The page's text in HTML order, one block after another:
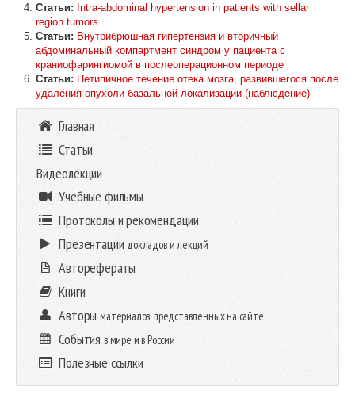
Статьи: Intra-abdominal hypertension in patients with sellar
region tumors
Статьи: Внутрибрюшная гипертензия и вторичный
абдоминальный компартмент синдром у пациента с
краниофарингиомой в послеоперационном периоде
Статьи: Нетипичное течение отека мозга, развившегося после
удаления опухоли базальной локализации (наблюдение)
Главная
Статьи
Видеолекции
Учебные фильмы
Протоколы и рекомендации
Презентации докладов и лекций
Авторефераты
Книги
Авторыматериалов, представленных на сайте
События в мире и в России
Полезные ссылки